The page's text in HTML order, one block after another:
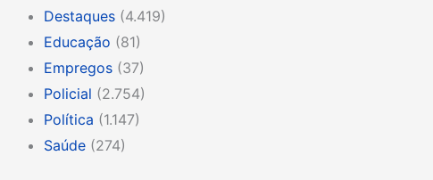
Destaques (4.419)
Educação (81)
Empregos (37)
Policial (2.754)
Política (1.147)
Saúde (274)